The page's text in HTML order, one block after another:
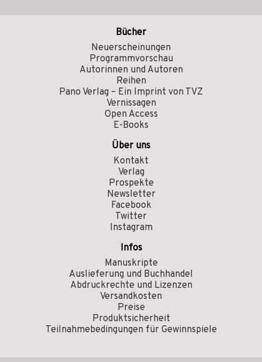
Bücher
Neuerscheinungen
Programmvorschau
Autorinnen und Autoren
Reihen
Pano Verlag – Ein Imprint von TVZ
Vernissagen
Open Access
E-Books
Über uns
Kontakt
Verlag
Prospekte
Newsletter
Facebook
Twitter
Instagram
Infos
Manuskripte
Auslieferung und Buchhandel
Abdruckrechte und Lizenzen
Versandkosten
Preise
Produktsicherheit
Teilnahmebedingungen für Gewinnspiele